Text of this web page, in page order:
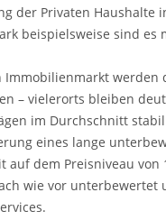
der Privaten
beispielsweise sind es
Immobilienmarkt
– vielerorts bleiben
im Durchschnitt
eines lange
dem Preisniveau
wie vor